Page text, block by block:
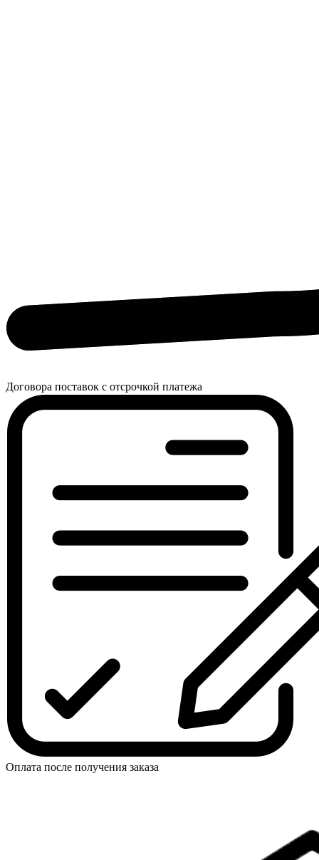
Договора поставок с отсрочкой платежа
Оплата после получения заказа